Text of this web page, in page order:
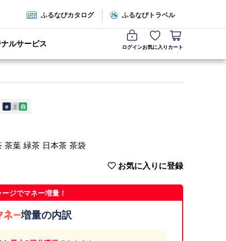
ふるなびカタログ ふるなびトラベル
ルサービス ログインお気に入り カート
e ま 自
茶葉 緑茶 日本茶 茶袋
お気に入りに登録
ジでマネー増量！
増量の内訳